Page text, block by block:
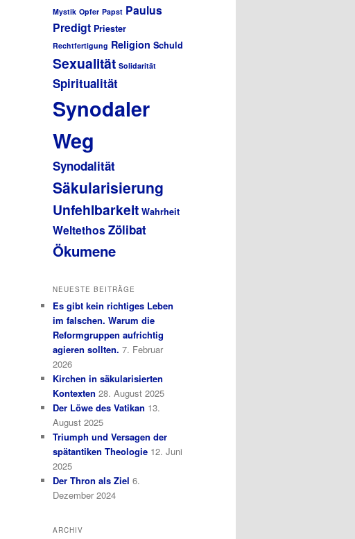
Mystik Opfer Papst Paulus
Predigt Priester
Rechtfertigung Religion Schuld
Sexualität Solidarität
Spiritualität
Synodaler
Weg
Synodalität
Säkularisierung
Unfehlbarkeit Wahrheit
WeltethosZölibat
Ökumene
NEUESTE BEITRÄGE
Es gibt kein richtiges Leben
im falschen. Warum die
Reformgruppen aufrichtig
agieren sollten. 7. Februar
2026
Kirchen in säkularisierten
Kontexten 28. August 2025
Der Löwe des Vatikan 13.
August 2025
Triumph und Versagen der
spätantiken Theologie 12. Juni
2025
Der Thron als Ziel 6.
Dezember 2024
ARCHIV